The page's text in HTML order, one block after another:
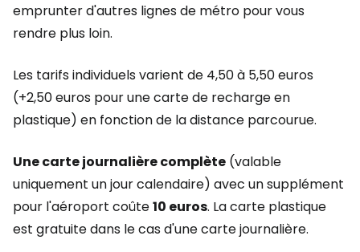
emprunter d'autres lignes de métro pour vous
rendre plus loin.
Les tarifs individuels varient de 4,50 à 5,50 euros
(+2,50 euros pour une carte de recharge en
plastique) en fonction de la distance parcourue.
Une carte journalière complète (valable
uniquement un jour calendaire) avec un supplément
pour l'aéroport coûte10 euros. La carte plastique
est gratuite dans le cas d'une carte journalière.